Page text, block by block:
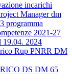
incarichi
Manager dm
programma
2021-27
19.04. 2024
Rup PNRR DM
DS DM 65